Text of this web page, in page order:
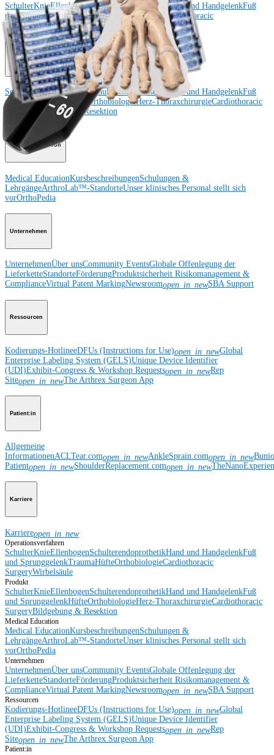
SchulterKnieEllenbogenSchulterendoprothetik Hand und HandgelenkFuß
und SprunggelenkTraumaHüfte OrthobiologieCardiothoracic
SurgeryWirbelsäule
Produkt
SchulterKnieEllenbogenSchulterendoprothetikHand und HandgelenkFuß
und Sprunggelenk Hüfte OrthobiologieHerz-ThoraxchirurgieCardiothoracic
Surgery
Bildgebung & Resektion
Medical Education
Medical EducationKursbeschreibungenSchulungen &
LehrgängeArthroLab™-StandorteUnser klinisches Personal stellt sich
vorOrthoPedia
Unternehmen
UnternehmenÜber unsCommunity EventsGlobale Offenlegung der
LieferketteStandorteFörderungProduktsicherheit Risikomanagement &
ComplianceVirtual Patent MarkingNewsroomopen_in_newSBA Support
Ressourcen
Kodierungs-HotlineeDFUs (Instructions for Use)open_in_newGlobal
Enterprise Labeling System (GELS)Unique Device Identifier
(UDI)Exhibit-Congress & Workshop Requestsopen_in_newRep
Siteopen_in_newThe Arthrex Surgeon App
Patient:in
Allgemeine
InformationenACLTear.comopen_in_newAnkleSprain.comopen_in_new
Patientopen_in_newShoulderReplacement.comopen_in_new
Karriere
Karriereopen_in_new
Operationsverfahren
SchulterKnieEllenbogenSchulterendoprothetikHand und HandgelenkFuß
und SprunggelenkTraumaHüfteOrthobiologieCardiothoracic
SurgeryWirbelsäule
Produkt
SchulterKnieEllenbogenSchulterendoprothetikHand und HandgelenkFuß
und SprunggelenkHüfteOrthobiologieHerz-ThoraxchirurgieCardiothoracic
SurgeryBildgebung & Resektion
Medical Education
Medical EducationKursbeschreibungenSchulungen &
LehrgängeArthroLab™-StandorteUnser klinisches Personal stellt sich
vorOrthoPedia
Unternehmen
UnternehmenÜber unsCommunity EventsGlobale Offenlegung der
LieferketteStandorteFörderungProduktsicherheit Risikomanagement &
ComplianceVirtual Patent MarkingNewsroomopen_in_newSBA Support
Ressourcen
Kodierungs-HotlineeDFUs (Instructions for Use)open_in_newGlobal
Enterprise Labeling System (GELS)Unique Device Identifier
(UDI)Exhibit-Congress & Workshop Requestsopen_in_newRep
Siteopen_in_newThe Arthrex Surgeon App
Patient:in